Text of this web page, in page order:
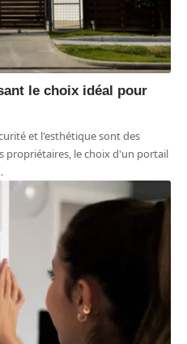
le choix idéal pour
et l'esthétique sont des
propriétaires, le choix d'un portail